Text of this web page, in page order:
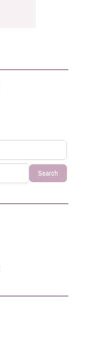
SearchSearch